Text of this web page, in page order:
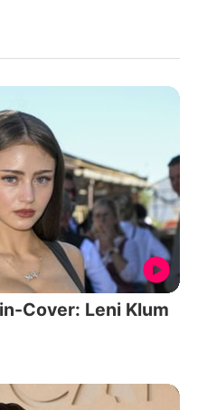
Cover: Leni Klum